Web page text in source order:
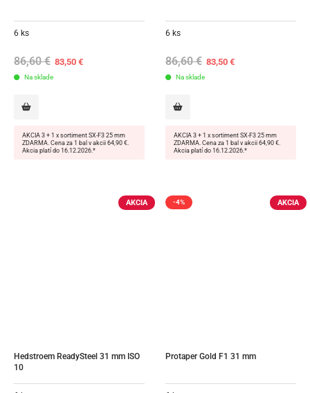
6 ks
86,60€ Original
price
83,50€Current
Na sklade
AKCIA 3 + 1 x sortiment SX-F3 25 mm
ZDARMA. Cena za 1 bal v akcii 64,90 €.
Akcia platí do 16.12.2026.*
6 ks
86,60€ Original
price
83,50€Current
Na sklade
AKCIA 3 + 1 x sortiment SX-F3 25 mm
ZDARMA. Cena za 1 bal v akcii 64,90 €.
Akcia platí do 16.12.2026.*
AKCIA
Hedstroem ReadySteel 31 mm ISO
10
AKCIA
-4%
Protaper Gold F1 31 mm